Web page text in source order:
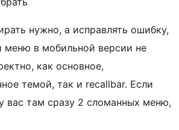
нужно, а исправлять ошибку,
меню в мобильной версии не
как основное,
темой, так и recallbar. Если
вас там сразу 2 сломанных меню,